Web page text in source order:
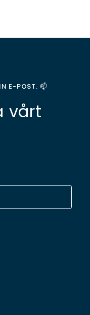
E-POST. 📫
vårt